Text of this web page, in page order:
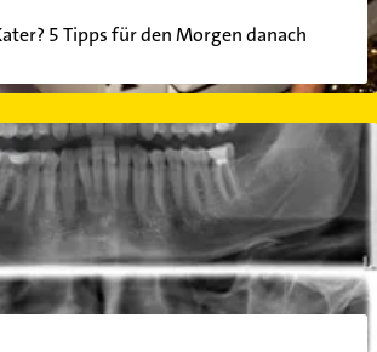
5 Tipps für den Morgen danach